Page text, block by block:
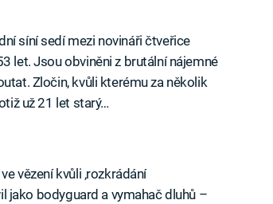
síní sedí mezi novináři čtveřice
let. Jsou obviněni z brutální nájemné
Zločin, kvůli kterému za několik
už 21 let starý…
vězení kvůli ‚rozkrádání
jako bodyguard a vymahač dluhů –